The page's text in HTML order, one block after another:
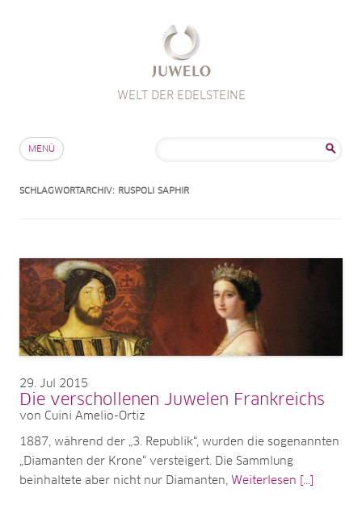
WELT DER EDELSTEINE
MENÜ
SCHLAGWORTARCHIV: RUSPOLI SAPHIR
29 Jul 2015
Die verschollenen Juwelen Frankreichs
von Cuini Amelio-Ortiz
1887, während der „3. Republik“, wurden die sogenannten
„Diamanten der Krone“ versteigert. Die Sammlung
beinhaltete aber nicht nur Diamanten, Weiterlesen [...]